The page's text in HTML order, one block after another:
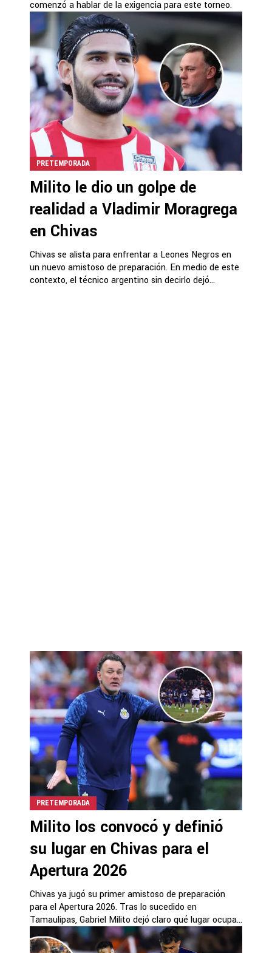
comenzó a hablar de la exigencia para este torneo.
PRETEMPORADA
Milito le dio un golpe de
realidad a Vladimir Moragrega
en Chivas
Chivas se alista para enfrentar a Leones Negros en
un nuevo amistoso de preparación. En medio de este
contexto, el técnico argentino sin decirlo dejó...
PRETEMPORADA
Milito los convocó y definió
su lugar en Chivas para el
Apertura 2026
Chivas ya jugó su primer amistoso de preparación
para el Apertura 2026. Tras lo sucedido en
Tamaulipas, Gabriel Milito dejó claro qué lugar ocupa...